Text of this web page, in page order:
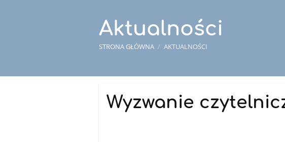
Aktualności
STRONA GŁÓWNA / AKTUALNOŚCI
Aktualności
Wyzwanie